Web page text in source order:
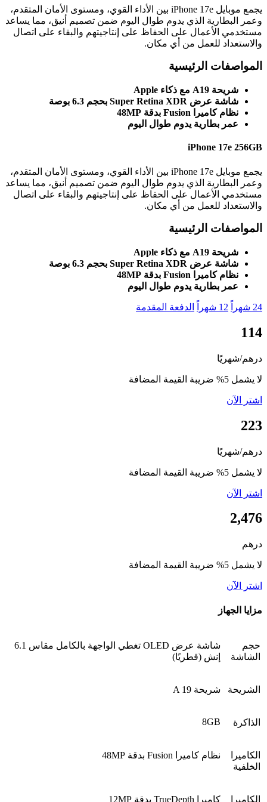
يجمع موبايل iPhone 17e بين الأداء القوي، ومستوى الأمان المتقدم،
وعمر البطارية الذي يدوم طوال اليوم ضمن تصميم أنيق، مما يساعد
مستخدمي الأعمال على الحفاظ على إنتاجيتهم والبقاء على اتصال
والاستعداد للعمل من أي مكان.
المواصفات الرئيسية
شريحة A19 مع ذكاء Apple
شاشة عرض Super Retina XDR بحجم 6.3 بوصة
نظام كاميرا Fusion بدقة 48MP
عمر بطارية يدوم طوال اليوم
iPhone 17e 256GB
يجمع موبايل iPhone 17e بين الأداء القوي، ومستوى الأمان المتقدم،
وعمر البطارية الذي يدوم طوال اليوم ضمن تصميم أنيق، مما يساعد
مستخدمي الأعمال على الحفاظ على إنتاجيتهم والبقاء على اتصال
والاستعداد للعمل من أي مكان.
المواصفات الرئيسية
شريحة A19 مع ذكاء Apple
شاشة عرض Super Retina XDR بحجم 6.3 بوصة
نظام كاميرا Fusion بدقة 48MP
عمر بطارية يدوم طوال اليوم
24 شهراً 12 شهراً الدفعة المقدمة
114
درهم/شهريًا
لا يشمل 5% ضريبة القيمة المضافة
اشتر الآن
223
درهم/شهريًا
لا يشمل 5% ضريبة القيمة المضافة
اشتر الآن
2,476
درهم
لا يشمل 5% ضريبة القيمة المضافة
اشتر الآن
مزايا الجهاز
حجم
الشاشة
شاشة عرض OLED تغطي الواجهة بالكامل مقاس 6.1
إنش (قطريًا)
الشريحة شريحة A 19
الذاكرة 8GB
الكاميرا
الخلفية
نظام كاميرا Fusion بدقة 48MP
الكاميرا كاميرا TrueDepth بدقة 12MP